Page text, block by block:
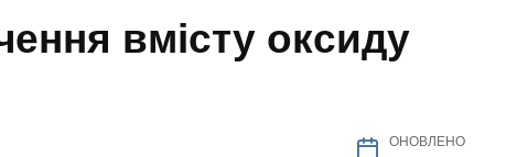
вмісту оксиду
ОНОВЛЕНО